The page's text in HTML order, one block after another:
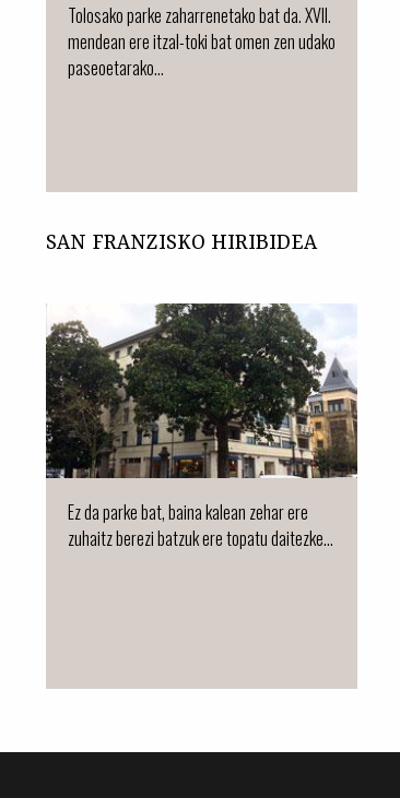
Tolosako parke zaharrenetako bat da. XVII.
mendean ere itzal-toki bat omen zen udako
paseoetarako...
SAN FRANZISKO HIRIBIDEA
Ez da parke bat, baina kalean zehar ere
zuhaitz berezi batzuk ere topatu daitezke...